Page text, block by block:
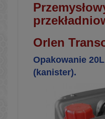
Orlen
Opakowanie
(kanister).